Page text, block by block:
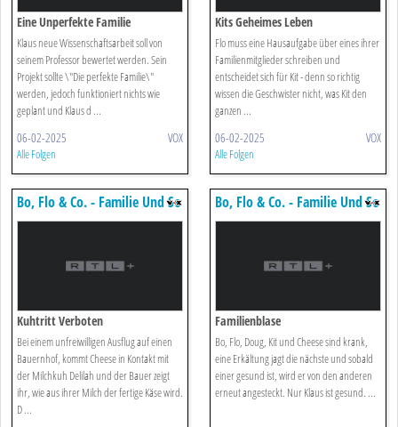
Eine Unperfekte Familie
Klaus neue Wissenschaftsarbeit soll von
seinem Professor bewertet werden. Sein
Projekt sollte \"Die perfekte Familie\"
werden, jedoch funktioniert nichts wie
geplant und Klaus d ...
06-02-2025 VOX
Alle Folgen
Kits Geheimes Leben
Flo muss eine Hausaufgabe über eines ihrer
Familienmitglieder schreiben und
entscheidet sich für Kit - denn so richtig
wissen die Geschwister nicht, was Kit den
ganzen ...
06-02-2025 VOX
Alle Folgen
Bo, Flo & Co. - Familie Und So
Kuhtritt Verboten
Bei einem unfreiwilligen Ausflug auf einen
Bauernhof, kommt Cheese in Kontakt mit
der Milchkuh Delilah und der Bauer zeigt
ihr, wie aus ihrer Milch der fertige Käse wird.
D ...
Bo, Flo & Co. - Familie Und So
Familienblase
Bo, Flo, Doug, Kit und Cheese sind krank,
eine Erkältung jagt die nächste und sobald
einer gesund ist, wird er von den anderen
erneut angesteckt. Nur Klaus ist gesund. ...